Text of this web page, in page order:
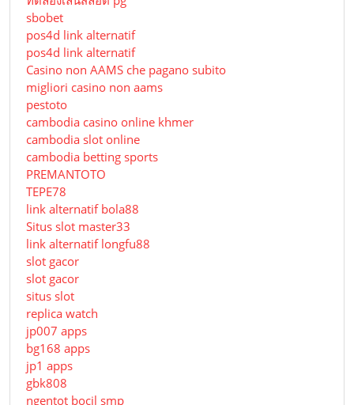
sbobet
pos4d link alternatif
pos4d link alternatif
Сasino non AAMS che pagano subito
migliori casino non aams
pestoto
cambodia casino online khmer
cambodia slot online
cambodia betting sports
PREMANTOTO
TEPE78
link alternatif bola88
Situs slot master33
link alternatif longfu88
slot gacor
slot gacor
situs slot
replica watch
jp007 apps
bg168 apps
jp1 apps
gbk808
ngentot bocil smp